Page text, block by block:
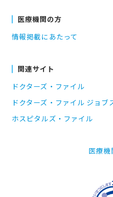
医療機関の方
情報掲載にあたって
関連サイト
ドクターズ・ファイル
ドクターズ・ファイル ジョブ
ホスピタルズ・ファイル
医療